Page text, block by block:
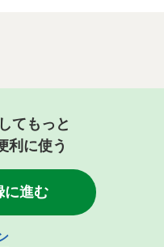
てもっと
利に使う
に進む